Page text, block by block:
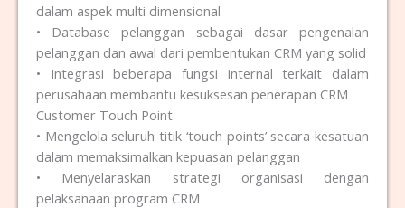
dalam aspek multi dimensional
• Database pelanggan sebagai dasar pengenalan
pelanggan dan awal dari pembentukan CRM yang solid
• Integrasi beberapa fungsi internal terkait dalam
perusahaan membantu kesuksesan penerapan CRM
Customer Touch Point
• Mengelola seluruh titik ‘touch points’ secara kesatuan
dalam memaksimalkan kepuasan pelanggan
• Menyelaraskan strategi organisasi dengan
pelaksanaan program CRM